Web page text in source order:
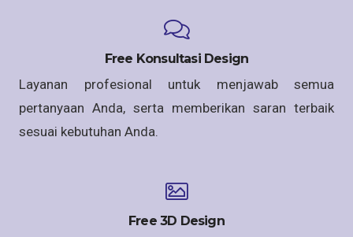
Free Konsultasi Design
Layanan profesional untuk menjawab semua
pertanyaan Anda, serta memberikan saran terbaik
sesuai kebutuhan Anda.
Free 3D Design